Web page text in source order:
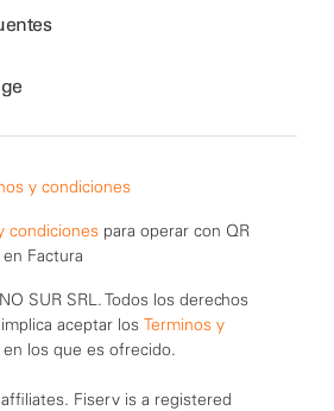
y condiciones
condicionespara operar con QR
en Factura
SUR SRL. Todos los derechos
aceptar losTerminos y
en los que es ofrecido.
Fiserv is a registered